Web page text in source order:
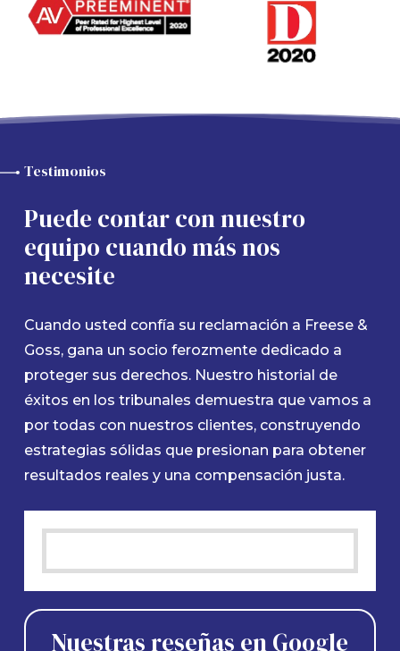
Testimonios
Puede contar con nuestro
equipo cuando más nos
necesite
Cuando usted confía su reclamación a Freese &
Goss, gana un socio ferozmente dedicado a
proteger sus derechos. Nuestro historial de
éxitos en los tribunales demuestra que vamos a
por todas con nuestros clientes, construyendo
estrategias sólidas que presionan para obtener
resultados reales y una compensación justa.
Nuestras reseñas en Google